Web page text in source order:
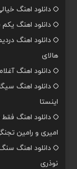
دانلود اهنگ
دانلود اهنگ
دانلود اهنگ
هالای
دانلود اهنگ
دانلود اهنگ
اینستا
دانلود اهنگ
امیری و رامین
دانلود اهنگ
نوذری